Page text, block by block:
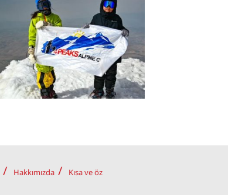
Hakkımızda Kısa ve öz